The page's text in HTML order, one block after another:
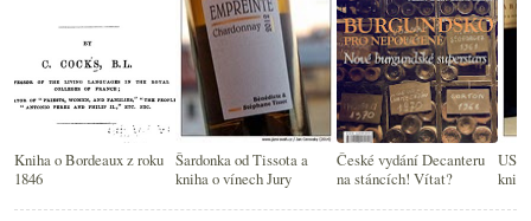
Kniha o Bordeaux z roku
1846
Šardonka od Tissota a
kniha o vínech Jury
České vydání Decanteru
na stáncích! Vítat?
USA